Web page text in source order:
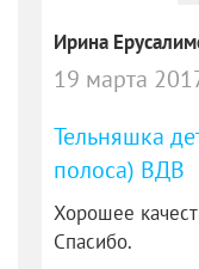
Ирина
19 марта
Тельняшка
полоса) ВДВ
Хорошее
Спасибо.